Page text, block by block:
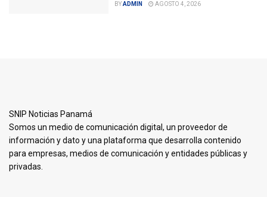
BYADMIN AGOSTO 4, 2026
SNIP Noticias Panamá
Somos un medio de comunicación digital, un proveedor de
información y dato y una plataforma que desarrolla contenido
para empresas, medios de comunicación y entidades públicas y
privadas.